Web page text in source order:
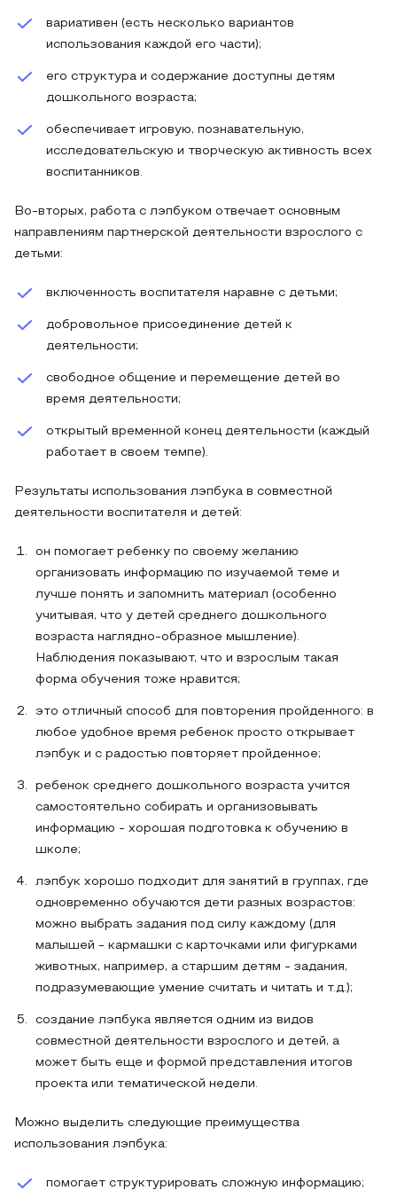
вариативен (есть несколько вариантов
использования каждой его части);
его структура и содержание доступны детям
дошкольного возраста;
обеспечивает игровую, познавательную,
исследовательскую и творческую активность всех
воспитанников.
Во-вторых, работа с лэпбуком отвечает основным
направлениям партнерской деятельности взрослого с
детьми:
включенность воспитателя наравне с детьми;
добровольное присоединение детей к
деятельности;
свободное общение и перемещение детей во
время деятельности;
открытый временной конец деятельности (каждый
работает в своем темпе).
Результаты использования лэпбука в совместной
деятельности воспитателя и детей:
он помогает ребенку по своему желанию
организовать информацию по изучаемой теме и
лучше понять и запомнить материал (особенно
учитывая, что у детей среднего дошкольного
возраста наглядно-образное мышление).
Наблюдения показывают, что и взрослым такая
форма обучения тоже нравится;
это отличный способ для повторения пройденного: в
любое удобное время ребенок просто открывает
лэпбук и с радостью повторяет пройденное;
ребенок среднего дошкольного возраста учится
самостоятельно собирать и организовывать
информацию - хорошая подготовка к обучению в
школе;
лэпбук хорошо подходит для занятий в группах, где
одновременно обучаются дети разных возрастов:
можно выбрать задания под силу каждому (для
малышей - кармашки с карточками или фигурками
животных, например, а старшим детям - задания,
подразумевающие умение считать и читать и т.д.);
создание лэпбука является одним из видов
совместной деятельности взрослого и детей, а
может быть еще и формой представления итогов
проекта или тематической недели.
Можно выделить следующие преимущества
использования лэпбука:
помогает структурировать сложную информацию;